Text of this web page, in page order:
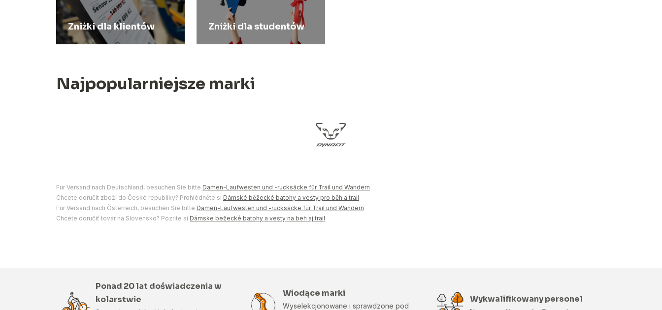
Zniżki dla klientów Zniżki dla studentów
Najpopularniejsze marki
Für Versand nach Deutschland, besuchen Sie bitte Damen-Laufwesten und -rucksäcke für Trail und Wandern
Chcete doručit zboží do České republiky? Prohlédněte si Dámské běžecké batohy a vesty pro běh a trail
Für Versand nach Österreich, besuchen Sie bitte Damen-Laufwesten und -rucksäcke für Trail und Wandern
Chcete doručiť tovar na Slovensko? Pozrite si Dámske bežecké batohy a vesty na beh aj trail
Ponad 20 lat doświadczenia w
kolarstwie
Wiodące marki
Wyselekcjonowane i sprawdzone pod
Wykwalifikowany personel